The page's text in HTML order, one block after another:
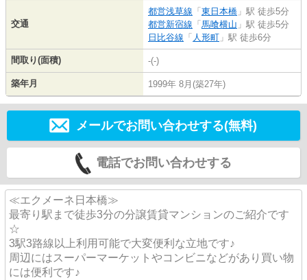
交通
都営浅草線 「 東日本橋 」駅 徒歩5分
都営新宿線 「 馬喰横山 」駅 徒歩5分
日比谷線 「 人形町 」駅 徒歩6分
間取り(面積) -(-)
築年月 1999年 8月(築27年)
メールでお問い合わせする(無料)
電話でお問い合わせする
≪エクメーネ日本橋≫
最寄り駅まで徒歩3分の分譲賃貸マンションのご紹介です
☆
3駅3路線以上利用可能で大変便利な立地です♪
周辺にはスーパーマーケットやコンビニなどがあり買い物
には便利です♪